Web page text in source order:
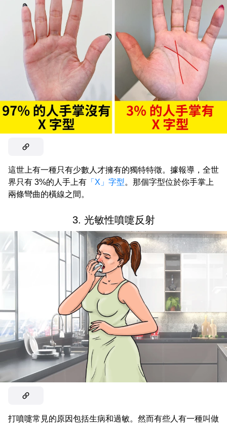
這世上有一種只有少數人才擁有的獨特特徵。據報導，全世
界只有 3%的人手上有 「X」字型。那個字型位於你手掌上
兩條彎曲的橫線之間。
3. 光敏性噴嚏反射
打噴嚏常見的原因包括生病和過敏。然而有些人有一種叫做